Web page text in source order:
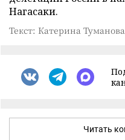
Нагасаки.
Текст: Катерина Туманова
Читать